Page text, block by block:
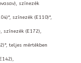
színezék
színezék (E110)*,
színezék (E172),
teljes mértékben